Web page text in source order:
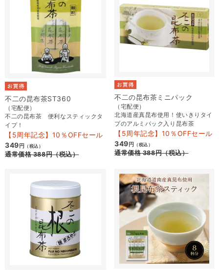
不二の昆布茶ST360
（宅配便）
不二の昆布茶 便利なスティックタ
イプ！
【5周年記念】10％OFFセール
349 円 （税込）
通常価格388円（税込）
不二の昆布茶ミニパック
（宅配便）
北海道産真昆布使用！使いきりタイ
プのアルミパック入り昆布茶
【5周年記念】10％OFFセール
349 円 （税込）
通常価格388円（税込）